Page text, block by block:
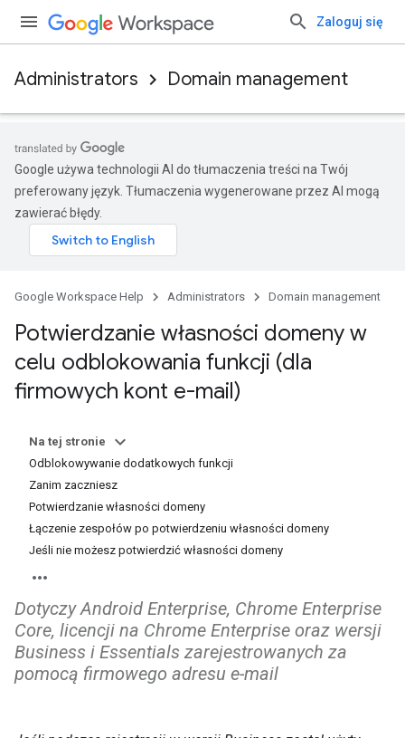
Zaloguj się
Administrators Domain management
Google używa technologii AI do tłumaczenia treści na Twój
preferowany język. Tłumaczenia wygenerowane przez AI mogą
zawierać błędy.
Google Workspace Help Administrators Domain management
Potwierdzanie własności domeny w
celu odblokowania funkcji (dla
firmowych kont e-mail)
Na tej stronie
Odblokowywanie dodatkowych funkcji
Zanim zaczniesz
Potwierdzanie własności domeny
Łączenie zespołów po potwierdzeniu własności domeny
Jeśli nie możesz potwierdzić własności domeny
Dotyczy Android Enterprise, Chrome Enterprise
Core, licencji na Chrome Enterprise oraz wersji
Business i Essentials zarejestrowanych za
pomocą firmowego adresu e-mail